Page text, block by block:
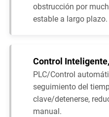
obstrucción por
estable a largo plazo.
Control
PLC/Control
seguimiento del
clave/detenerse,
manual.